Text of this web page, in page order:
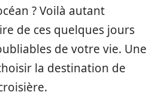
? Voilà autant
de ces quelques jours
de votre vie. Une
la destination de